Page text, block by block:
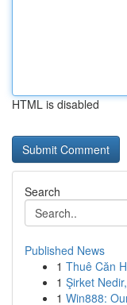
HTML is disabled
Search
Published News
1 Thuê Căn
1 Şirket
1 Win888: